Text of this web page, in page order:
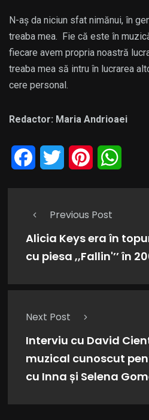
N-aș da niciun sfat nimănui, în
treaba mea. Fie că este în
fiecare avem propria noastră
treaba mea să intru în lucrarea
cere personal.
Redactor: Maria Andrioaei
Facebook
Twitter Pinterest
Previous Post
Alicia Keys era în
cu piesa ,,Fallin'’’ în
Next Post
Interviu cu David
muzical cunoscut
cu Inna și Selena